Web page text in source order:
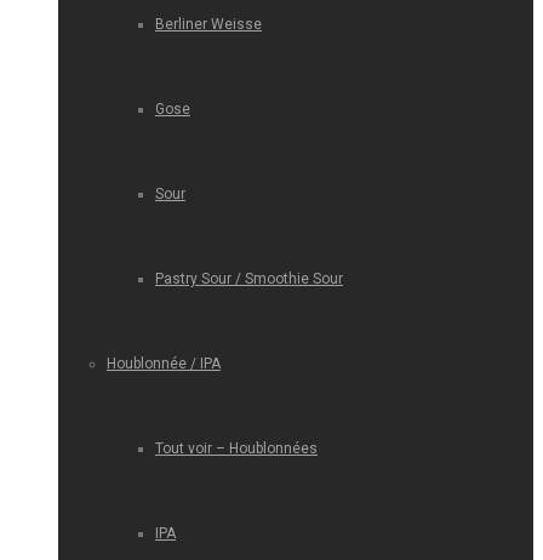
Berliner Weisse
Gose
Sour
Pastry Sour / Smoothie Sour
Houblonnée / IPA
Tout voir – Houblonnées
IPA